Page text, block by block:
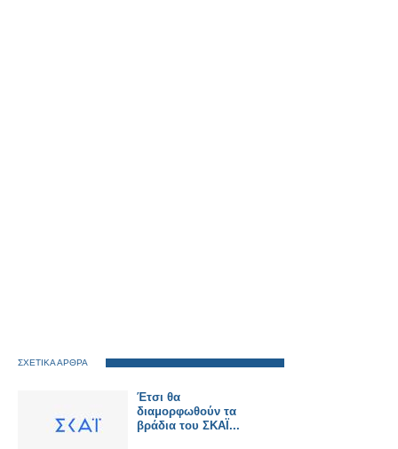
ΣΧΕΤΙΚΑ ΑΡΘΡΑ
Έτσι θα
διαμορφωθούν τα
βράδια του ΣΚΑΪ...